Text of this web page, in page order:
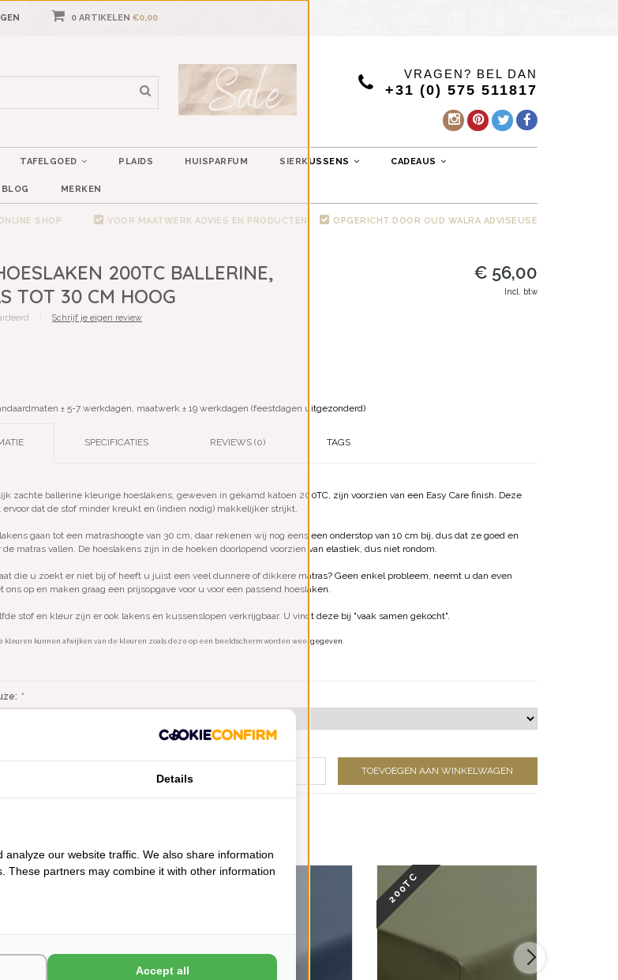
0 ARTIKELEN €0,00
VRAGEN? BEL DAN
+31 (0) 575 511817
TAFELGOED PLAIDS HUISPARFUM SIERKUSSENS CADEAUS
BLOG MERKEN
SHOP VOOR MAATWERK ADVIES EN PRODUCTEN OPGERICHT DOOR OUD WALRA ADVISEUSE
200TC BALLERINE,
TOT 30 CM HOOG
Schrijf je eigen review
€ 56,00
Incl. btw
± 5-7 werkdagen, maatwerk ± 19 werkdagen (feestdagen uitgezonderd)
SPECIFICATIES REVIEWS (0) TAGS
zachte ballerine kleurige hoeslakens, geweven in gekamd katoen 200TC, zijn voorzien van een Easy Care finish. Deze
ervoor dat de stof minder kreukt en (indien nodig) makkelijker strijkt.
gaan tot een matrashoogte van 30 cm, daar rekenen wij nog eens een onderstop van 10 cm bij, dus dat ze goed en
de matras vallen. De hoeslakens zijn in de hoeken doorlopend voorzien van elastiek, dus niet rondom.
die u zoekt er niet bij of heeft u juist een veel dunnere of dikkere matras? Geen enkel probleem, neemt u dan even
ons op en maken graag een prijsopgave voor u voor een passend hoeslaken.
stof en kleur zijn er ook lakens en kussenslopen verkrijgbaar. U vindt deze bij "vaak samen gekocht".
kleuren kunnen afwijken van de kleuren zoals deze op een beeldscherm worden weergegeven.
*
TOEVOEGEN AAN WINKELWAGEN
200TC
Details
our website traffic. We also share information
These partners may combine it with other information
Accept all